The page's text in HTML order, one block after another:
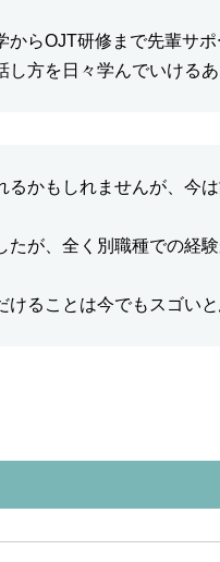
らOJT研修まで先輩サポ
方を日々学んでいける
かもしれませんが、今
が、全く別職種での経
ることは今でもスゴいと